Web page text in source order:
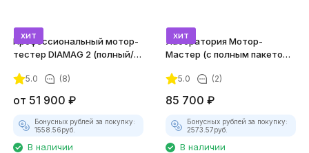
хит
Профессиональный мотор-
тестер DIAMAG 2 (полный/
5.0 (8)
от 51 900 ₽
Бонусных рублей за покупку:
1558.56руб.
В наличии
хит
Лаборатория Мотор-
Мастер (с полным пакетом
5.0 (2)
85 700 ₽
Бонусных рублей за покупку:
2573.57руб.
В наличии